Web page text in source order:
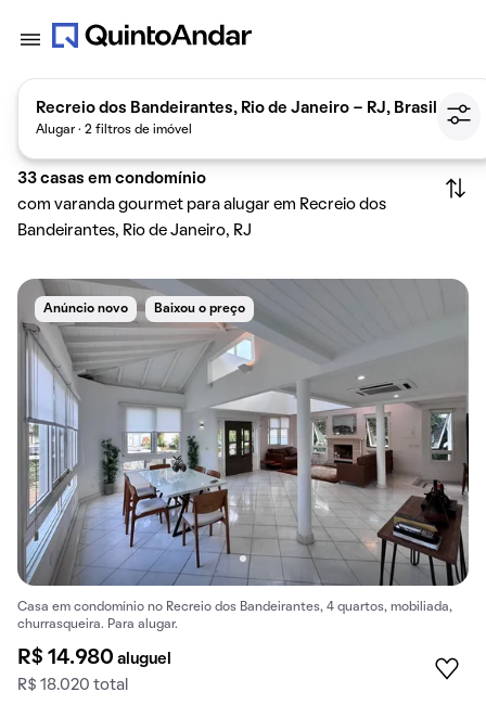
Recreio dos Bandeirantes, Rio de Janeiro - RJ, Brasil
Alugar · 2 filtros de imóvel
33 casas em condomínio
com varanda gourmet para alugar em Recreio dos
Bandeirantes, Rio de Janeiro, RJ
Anúncio novo Baixou o preço
Casa em condomínio no Recreio dos Bandeirantes, 4 quartos, mobiliada,
churrasqueira. Para alugar.
R$ 14.980aluguel
R$ 18.020 total